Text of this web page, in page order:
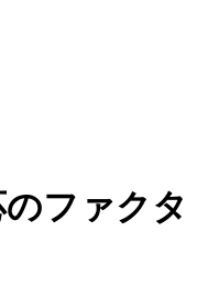
ファクタ